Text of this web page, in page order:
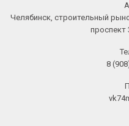
Челябинск, строительный
проспект
8